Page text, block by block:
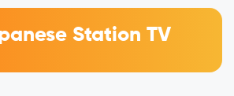
Station TV